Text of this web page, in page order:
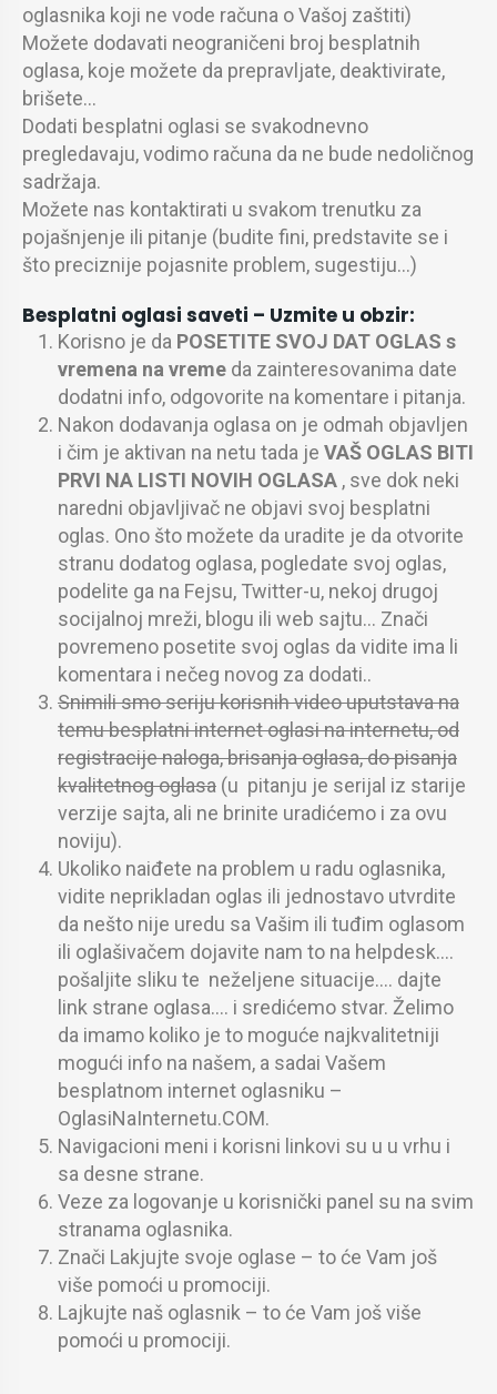
oglasnika koji ne vode računa o Vašoj zaštiti)
Možete dodavati neograničeni broj besplatnih
oglasa, koje možete da prepravljate, deaktivirate,
brišete…
Dodati besplatni oglasi se svakodnevno
pregledavaju, vodimo računa da ne bude nedoličnog
sadržaja.
Možete nas kontaktirati u svakom trenutku za
pojašnjenje ili pitanje (budite fini, predstavite se i
što preciznije pojasnite problem, sugestiju…)
Besplatni oglasi saveti – Uzmite u obzir:
Korisno je da POSETITE SVOJ DAT OGLAS s
vremena na vreme da zainteresovanima date
dodatni info, odgovorite na komentare i pitanja.
Nakon dodavanja oglasa on je odmah objavljen
i čim je aktivan na netu tada je VAŠ OGLAS BITI
PRVI NA LISTI NOVIH OGLASA , sve dok neki
naredni objavljivač ne objavi svoj besplatni
oglas. Ono što možete da uradite je da otvorite
stranu dodatog oglasa, pogledate svoj oglas,
podelite ga na Fejsu, Twitter-u, nekoj drugoj
socijalnoj mreži, blogu ili web sajtu… Znači
povremeno posetite svoj oglas da vidite ima li
komentara i nečeg novog za dodati..
Snimili smo seriju korisnih video uputstava na
temu besplatni internet oglasi na internetu, od
registracije naloga, brisanja oglasa, do pisanja
kvalitetnog oglasa (u pitanju je serijal iz starije
verzije sajta, ali ne brinite uradićemo i za ovu
noviju).
Ukoliko naiđete na problem u radu oglasnika,
vidite neprikladan oglas ili jednostavo utvrdite
da nešto nije uredu sa Vašim ili tuđim oglasom
ili oglašivačem dojavite nam to na helpdesk….
pošaljite sliku te neželjene situacije…. dajte
link strane oglasa…. i sredićemo stvar. Želimo
da imamo koliko je to moguće najkvalitetniji
mogući info na našem, a sadai Vašem
besplatnom internet oglasniku –
OglasiNaInternetu.COM.
Navigacioni meni i korisni linkovi su u u vrhu i
sa desne strane.
Veze za logovanje u korisnički panel su na svim
stranama oglasnika.
Znači Lakjujte svoje oglase – to će Vam još
više pomoći u promociji.
Lajkujte naš oglasnik – to će Vam još više
pomoći u promociji.